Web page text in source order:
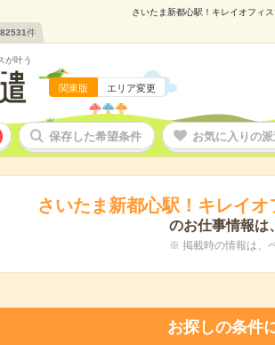
さいたま新都心駅！キレイオフィ
82531件
が叶う
関東版 エリア変更
保存した希望条件 お気に入りの
さいたま新都心駅！キレイ
のお仕事情報は
※ 掲載時の情報は、
お探しの条件